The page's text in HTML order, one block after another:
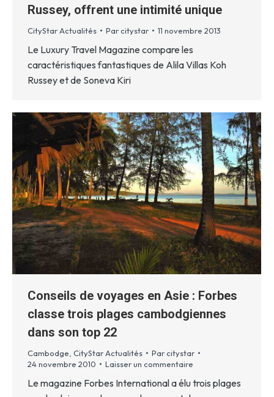
Russey, offrent une intimité unique
CityStar Actualités Par citystar 11 novembre 2013
Le Luxury Travel Magazine compare les
caractéristiques fantastiques de Alila Villas Koh
Russey et de Soneva Kiri
Conseils de voyages en Asie : Forbes
classe trois plages cambodgiennes
dans son top 22
Cambodge CityStar Actualités Par citystar
24 novembre 2010
Laisser un commentaire
Le magazine Forbes International a élu trois plages